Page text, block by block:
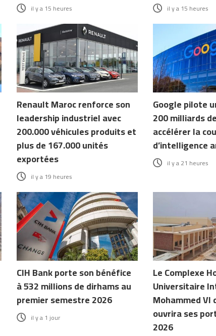
il y a 15 heures il y a 15 heures
Renault Maroc renforce son
leadership industriel avec
200.000 véhicules produits et
plus de 167.000 unités
exportées
il y a 19 heures
Google pilote
200 milliards
accélérer la
d’intelligence
il y a 21 heures
CIH Bank porte son bénéfice
à 532 millions de dirhams au
premier semestre 2026
il y a 1 jour
Le Complexe
Universitaire
Mohammed VI
ouvrira ses
2026